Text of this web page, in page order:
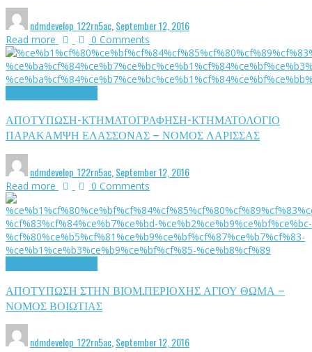
ndmdevelop_122rn5ac September 12, 2016
Read more 0 Comments
ΑΠΟΤΥΠΩΣΗ-ΚΤΗΜΑΤΟΓΡΑΦΗΣΗ-ΚΤΗΜΑΤΟΛΟΓΙΟ
ΠΑΡΑΚΑΜΨΗ ΕΛΑΣΣΟΝΑΣ – ΝΟΜΟΣ ΛΑΡΙΣΣΑΣ
ndmdevelop_122rn5ac September 12, 2016
Read more 0 Comments
ΑΠΟΤΥΠΩΣΗ ΣΤΗΝ ΒΙΟΜ.ΠΕΡΙΟΧΗΣ ΑΓΙΟΥ ΘΩΜΑ –
ΝΟΜΟΣ ΒΟΙΩΤΙΑΣ
ndmdevelop_122rn5ac,September 12, 2016